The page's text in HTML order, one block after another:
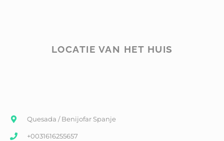
LOCATIE VAN HET HUIS
Quesada / Benijofar Spanje
+0031616255657